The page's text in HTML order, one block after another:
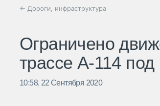
← Дороги, инфраструктура
Ограничено
трассе А-114
10:58, 22 Сентября 2020